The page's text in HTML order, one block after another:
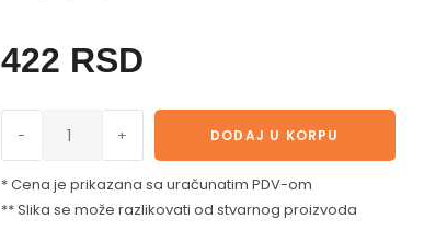
422 RSD
- + DODAJ U KORPU
* Cena je prikazana sa uračunatim PDV-om
** Slika se može razlikovati od stvarnog proizvoda